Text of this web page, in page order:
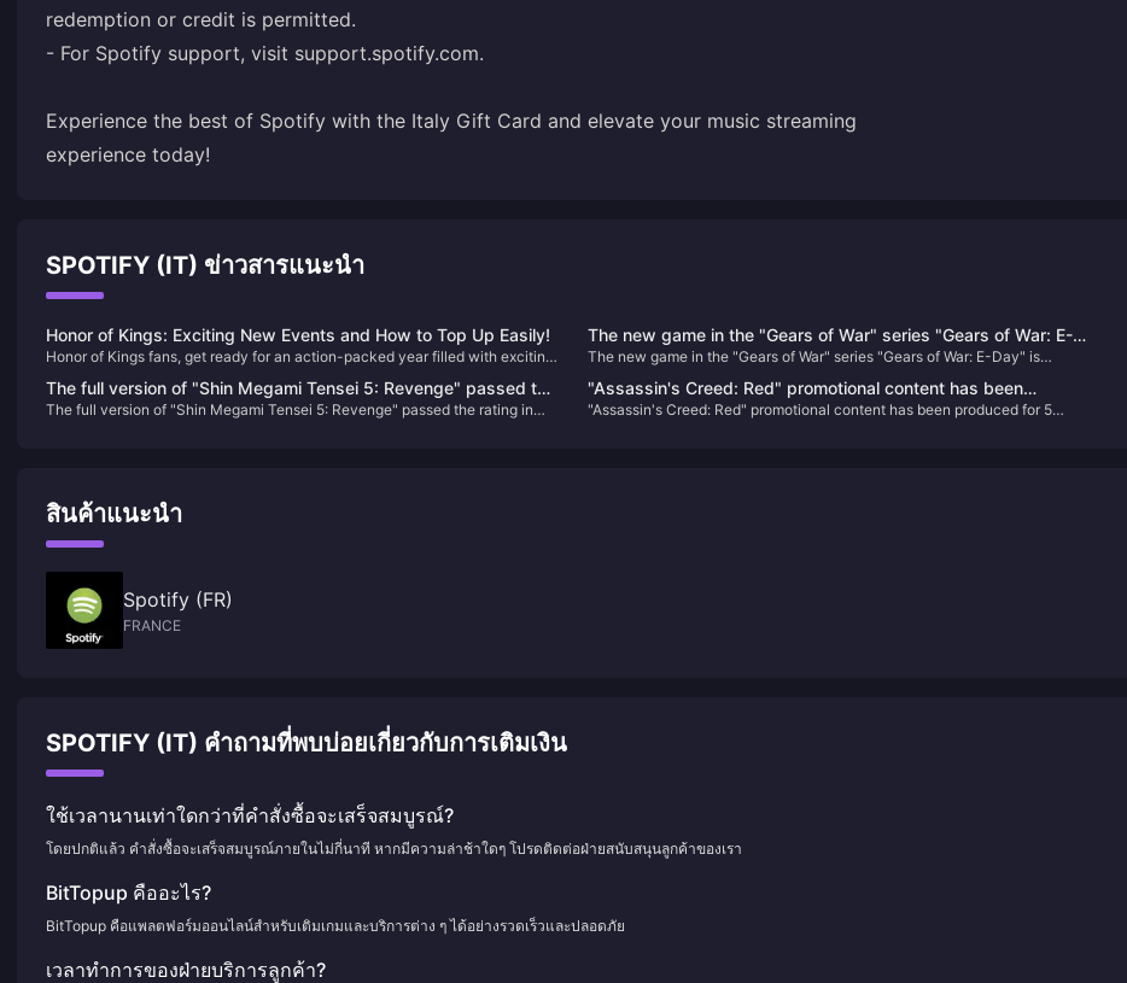
redemption or credit is permitted.
- For Spotify support, visit support.spotify.com.
Experience the best of Spotify with the Italy Gift Card and elevate your music streaming
experience today!
SPOTIFY (IT) ข่าวสารแนะนำ
Honor of Kings: Exciting New Events and How to Top Up Easily!
Honor of Kings fans, get ready for an action-packed year filled with exciting
esports scene, 2024 promises to be a landmark year for the game. Whether
you're a seasoned player or new to the arena, there's something for
The new game in the "Gears of War" series "Gears of War: E-
Day" is officially announced
The new game in the "Gears of War" series "Gears of War: E-Day" is
The full version of "Shin Megami Tensei 5: Revenge" passed the
rating in South Korea
The full version of "Shin Megami Tensei 5: Revenge" passed the rating in
"Assassin's Creed: Red" promotional content has been
produced for 5 months and may be announced soon
"Assassin's Creed: Red" promotional content has been produced for 5
สินค้าแนะนำ
Spotify (FR)
FRANCE
SPOTIFY (IT) คำถามที่พบบ่อยเกี่ยวกับการเติมเงิน
ใช้เวลานานเท่าใดกว่าที่คำสั่งซื้อจะเสร็จสมบูรณ์?
โดยปกติแล้ว คำสั่งซื้อจะเสร็จสมบูรณ์ภายในไม่กี่นาที หากมีความล่าช้าใดๆ โปรดติดต่อฝ่ายสนับสนุนลูกค้าของเรา
BitTopup คืออะไร?
BitTopup คือแพลตฟอร์มออนไลน์สำหรับเติมเกมและบริการต่าง ๆ ได้อย่างรวดเร็วและปลอดภัย
เวลาทำการของฝ่ายบริการลูกค้า?